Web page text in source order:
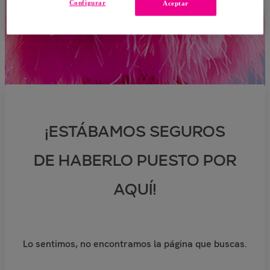
¡ESTÁBAMOS SEGUROS
DE HABERLO PUESTO POR
AQUÍ!
Lo sentimos, no encontramos la página que buscas.
Aceptar
Configurar